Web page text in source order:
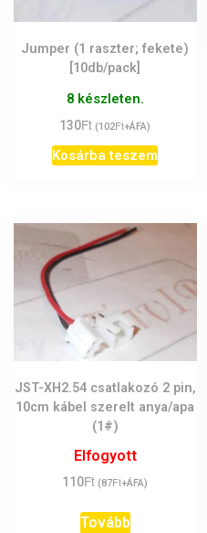
Jumper (1 raszter; fekete)
[10db/pack]
8 készleten.
130Ft (102Ft+ÁFA)
Kosárba teszem
JST-XH2.54 csatlakozó 2 pin,
10cm kábel szerelt anya/apa
(1#)
Elfogyott
110Ft (87Ft+ÁFA)
Tovább